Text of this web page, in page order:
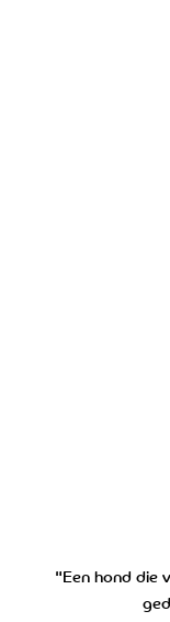
"Een hond die